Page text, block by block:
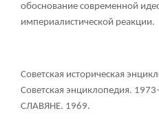
обоснование современной
империалистической реакции.
Советская историческая
Советская энциклопедия.
СЛАВЯНЕ. 1969.